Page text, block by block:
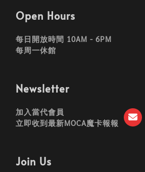
Open Hours
每日開放時間 10AM - 6PM
每周一休館
Newsletter
加入當代會員
立即收到最新MOCA魔卡報報
Join Us